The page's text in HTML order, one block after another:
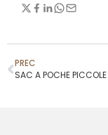
PREC